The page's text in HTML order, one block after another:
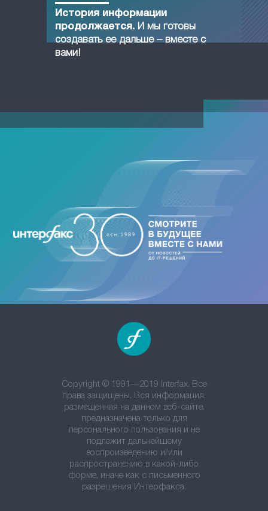
История информации
продолжается. И мы готовы
создавать ее дальше – вместе с
вами!
Copyright © 1991—2019 Interfax. Все
права защищены. Вся информация,
размещенная на данном веб-сайте,
предназначена только для
персонального пользования и не
подлежит дальнейшему
воспроизведению и/или
распространению в какой-либо
форме, иначе как с письменного
разрешения Интерфакса.